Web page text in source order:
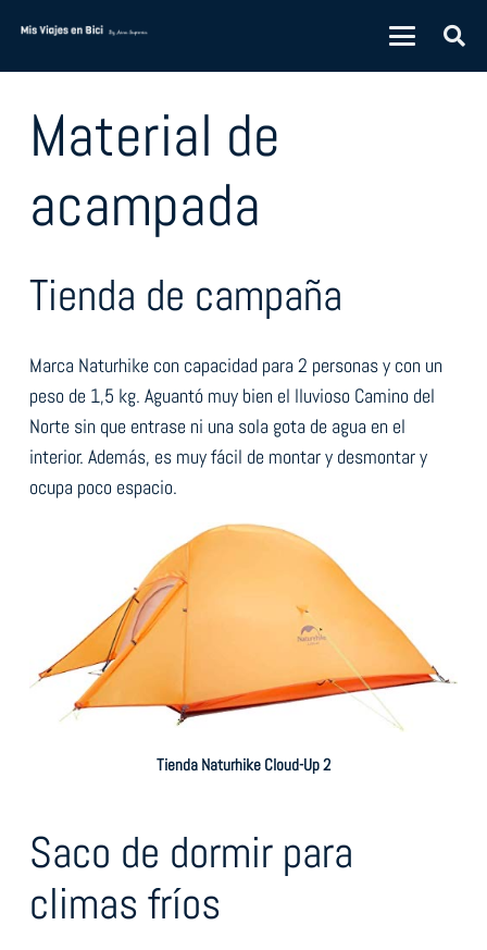
Material de
acampada
Tienda de campaña
Marca Naturhike con capacidad para 2 personas y con un
peso de 1,5 kg. Aguantó muy bien el lluvioso Camino del
Norte sin que entrase ni una sola gota de agua en el
interior. Además, es muy fácil de montar y desmontar y
ocupa poco espacio.
Tienda Naturhike Cloud-Up 2
Saco de dormir para
climas fríos